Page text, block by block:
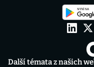
Další témata z našich